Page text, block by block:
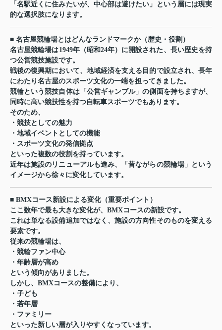
「名駅近くに住みたいが、中心部は避けたい」という層には現実
的な選択肢になります。
■ 名古屋競輪場とはどんなランドマークか（歴史・役割）
名古屋競輪場は1949年（昭和24年）に開設された、長い歴史を持
つ公営競技施設です。
戦後の復興期において、地域経済を支える目的で設立され、長年
にわたり名古屋のスポーツ文化の一端を担ってきました。
競輪という競技自体は「公営ギャンブル」の側面を持ちますが、
同時に高い競技性を持つ自転車スポーツでもあります。
そのため、
・競技としての魅力
・地域イベントとしての機能
・スポーツ文化の発信拠点
といった複数の役割を持っています。
近年は施設のリニューアルも進み、「昔ながらの競輪場」という
イメージから徐々に変化しています。
■ BMXコース新設による変化（重要ポイント）
ここ数年で最も大きな変化が、BMXコースの新設です。
これは単なる設備追加ではなく、施設の方向性そのものを変える
要素です。
従来の競輪場は、
・競輪ファン中心
・年齢層が高め
という傾向がありました。
しかし、BMXコースの整備により、
・子ども
・若年層
・ファミリー
といった新しい層が入りやすくなっています。